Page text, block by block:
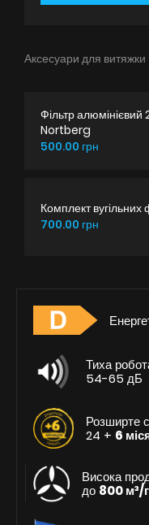
Аксесуари для витяжки
Фільтр
Nortberg
500.00 грн
Комплект вугільних
700.00 грн
Тиха
54-65 дБ
Розширте
24 + 6
Висока
до 800 м³/